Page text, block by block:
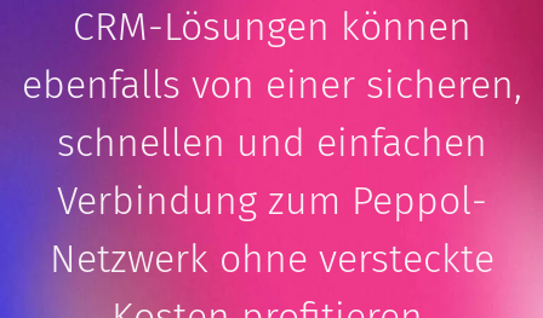
CRM-Lösungen können
ebenfalls von einer sicheren,
schnellen und einfachen
Verbindung zum Peppol-
Netzwerk ohne versteckte